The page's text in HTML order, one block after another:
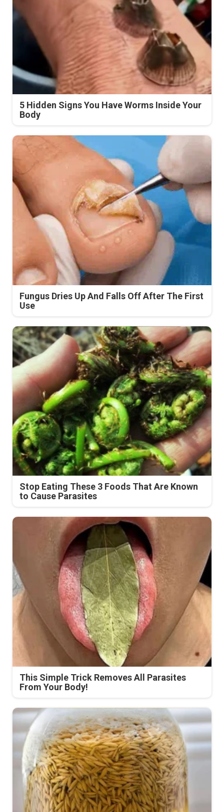
5 Hidden Signs You Have Worms Inside Your
Body
Fungus Dries Up And Falls Off After The First
Use
Stop Eating These 3 Foods That Are Known
to Cause Parasites
This Simple Trick Removes All Parasites
From Your Body!